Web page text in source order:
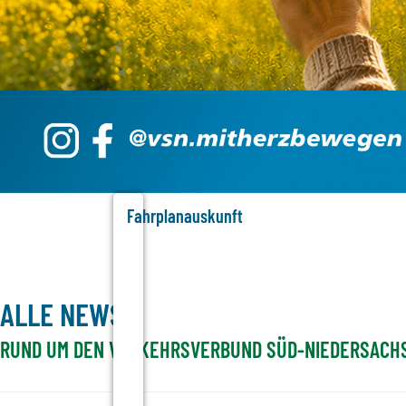
Fahrplanauskunft
ALLE NEWS
RUND UM DEN VERKEHRSVERBUND SÜD-